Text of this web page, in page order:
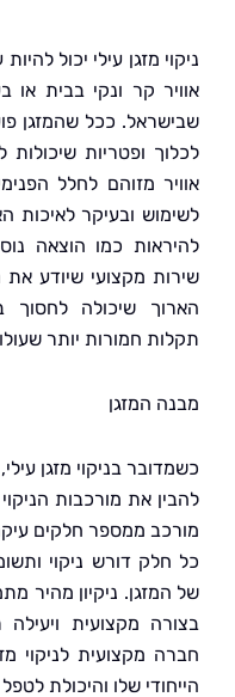
מזגן עילי יכול להיות
קר ונקי בבית או בעסק
ככל שהמזגן פועל
ופטריות שיכולות להשפיע
מזוהם לחלל הפנימי.
ובעיקר לאיכות האוויר
כמו הוצאה נוספת
מקצועי שיודע את
שיכולה לחסוך
חמורות יותר שעולות יותר
המזגן
בניקוי מזגן עילי, הבנה
את מורכבות הניקוי ואת
ממספר חלקים עיקריים
דורש ניקוי ותשומת לב
ניקיון מהיר מתמחה
מקצועית ויעילה תוך
מקצועית לניקוי מזגן
שלו והיכולת לטפל בו ללא